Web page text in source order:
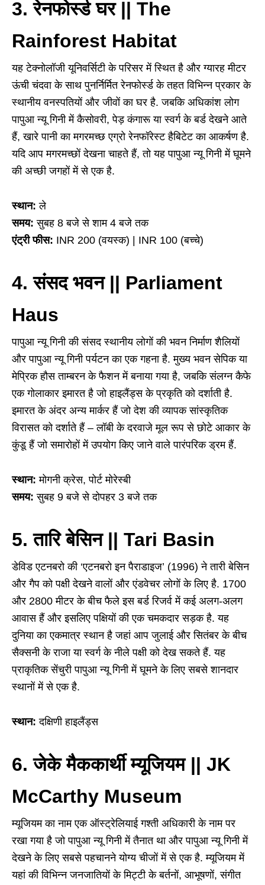
3. रेनफोर्स्ड घर || The
Rainforest Habitat
यह टेक्नोलॉजी यूनिवर्सिटी के परिसर में स्थित है और ग्यारह मीटर
ऊंची चंदवा के साथ पुनर्निर्मित रेनफोर्स्ड के तहत विभिन्न प्रकार के
स्थानीय वनस्पतियों और जीवों का घर है. जबकि अधिकांश लोग
पापुआ न्यू गिनी में कैसोवरी, पेड़ कंगारू या स्वर्ग के बर्ड देखने आते
हैं, खारे पानी का मगरमच्छ एग्रो रेनफॉरेस्ट हैबिटेट का आकर्षण है.
यदि आप मगरमच्छों देखना चाहते हैं, तो यह पापुआ न्यू गिनी में घूमने
की अच्छी जगहों में से एक है.
स्थान: ले
समय: सुबह 8 बजे से शाम 4 बजे तक
एंट्री फीस: INR 200 (वयस्क) | INR 100 (बच्चे)
4. संसद भवन || Parliament
Haus
पापुआ न्यू गिनी की संसद स्थानीय लोगों की भवन निर्माण शैलियों
और पापुआ न्यू गिनी पर्यटन का एक गहना है. मुख्य भवन सेपिक या
मेप्रिक हौस ताम्बरन के फैशन में बनाया गया है, जबकि संलग्न कैफे
एक गोलाकार इमारत है जो हाइलैंड्स के प्रकृति को दर्शाती है.
इमारत के अंदर अन्य मार्कर हैं जो देश की व्यापक सांस्कृतिक
विरासत को दर्शाते हैं – लॉबी के दरवाजे मूल रूप से छोटे आकार के
कुंडू हैं जो समारोहों में उपयोग किए जाने वाले पारंपरिक ड्रम हैं.
स्थान: मोगनी क्रेस, पोर्ट मोरेस्बी
समय: सुबह 9 बजे से दोपहर 3 बजे तक
5. तारि बेसिन || Tari Basin
डेविड एटनबरो की ‘एटनबरो इन पैराडाइज’ (1996) ने तारी बेसिन
और गैप को पक्षी देखने वालों और एंडवेचर लोगों के लिए है. 1700
और 2800 मीटर के बीच फैले इस बर्ड रिजर्व में कई अलग-अलग
आवास हैं और इसलिए पक्षियों की एक चमकदार सड़क है. यह
दुनिया का एकमात्र स्थान है जहां आप जुलाई और सितंबर के बीच
सैक्सनी के राजा या स्वर्ग के नीले पक्षी को देख सकते हैं. यह
प्राकृतिक सेंचुरी पापुआ न्यू गिनी में घूमने के लिए सबसे शानदार
स्थानों में से एक है.
स्थान: दक्षिणी हाइलैंड्स
6. जेके मैककार्थी म्यूजियम || JK
McCarthy Museum
म्यूजियम का नाम एक ऑस्ट्रेलियाई गश्ती अधिकारी के नाम पर
रखा गया है जो पापुआ न्यू गिनी में तैनात था और पापुआ न्यू गिनी में
देखने के लिए सबसे पहचानने योग्य चीजों में से एक है. म्यूजियम में
यहां की विभिन्न जनजातियों के मिट्टी के बर्तनों, आभूषणों, संगीत